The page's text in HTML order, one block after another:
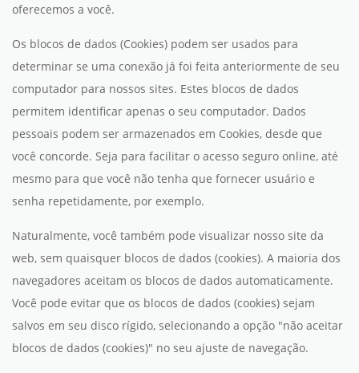
oferecemos a você.
Os blocos de dados (Cookies) podem ser usados para
determinar se uma conexão já foi feita anteriormente de seu
computador para nossos sites. Estes blocos de dados
permitem identificar apenas o seu computador. Dados
pessoais podem ser armazenados em Cookies, desde que
você concorde. Seja para facilitar o acesso seguro online, até
mesmo para que você não tenha que fornecer usuário e
senha repetidamente, por exemplo.
Naturalmente, você também pode visualizar nosso site da
web, sem quaisquer blocos de dados (cookies). A maioria dos
navegadores aceitam os blocos de dados automaticamente.
Você pode evitar que os blocos de dados (cookies) sejam
salvos em seu disco rígido, selecionando a opção "não aceitar
blocos de dados (cookies)" no seu ajuste de navegação.